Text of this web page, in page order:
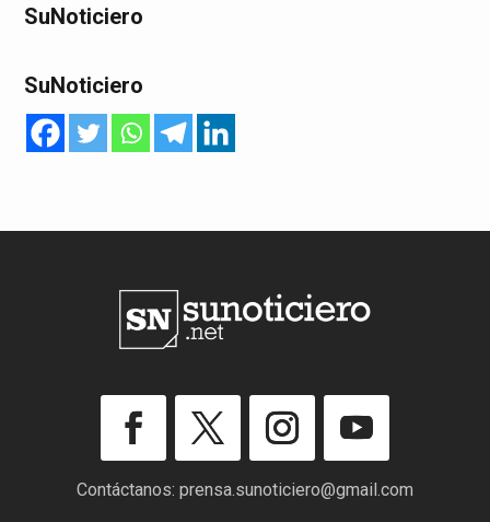
SuNoticiero
SuNoticiero
Contáctanos: prensa.sunoticiero@gmail.com